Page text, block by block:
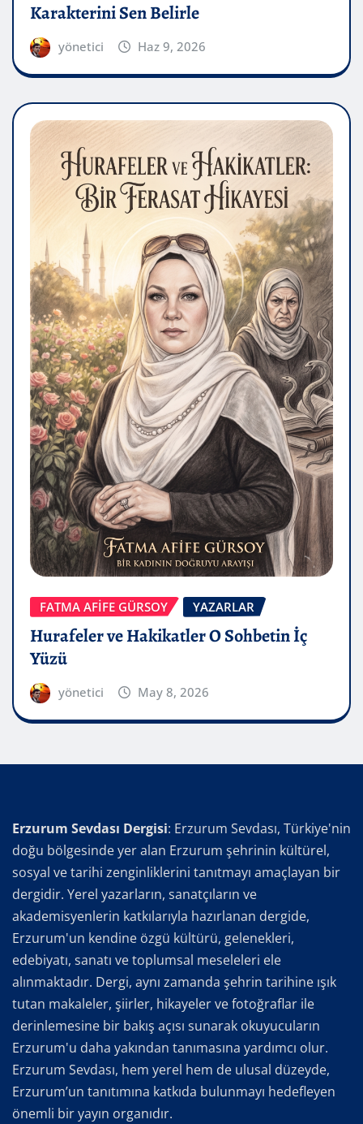
Karakterini Sen Belirle
yönetici Haz 9, 2026
FATMA AFİFE GÜRSOY YAZARLAR
Hurafeler ve Hakikatler O Sohbetin İç
Yüzü
yönetici May 8, 2026
Erzurum Sevdası Dergisi: Erzurum Sevdası, Türkiye'nin
doğu bölgesinde yer alan Erzurum şehrinin kültürel,
sosyal ve tarihi zenginliklerini tanıtmayı amaçlayan bir
dergidir. Yerel yazarların, sanatçıların ve
akademisyenlerin katkılarıyla hazırlanan dergide,
Erzurum'un kendine özgü kültürü, gelenekleri,
edebiyatı, sanatı ve toplumsal meseleleri ele
alınmaktadır. Dergi, aynı zamanda şehrin tarihine ışık
tutan makaleler, şiirler, hikayeler ve fotoğraflar ile
derinlemesine bir bakış açısı sunarak okuyucuların
Erzurum'u daha yakından tanımasına yardımcı olur.
Erzurum Sevdası, hem yerel hem de ulusal düzeyde,
Erzurum’un tanıtımına katkıda bulunmayı hedefleyen
önemli bir yayın organıdır.